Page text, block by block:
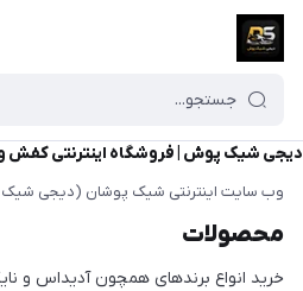
دیجی شیک پوش | فروشگاه اینترنتی کفش و
وب سایت اینترنتی شیک پوشان (دیجی
محصولات
خرید انواع برندهای همچون آدیداس و